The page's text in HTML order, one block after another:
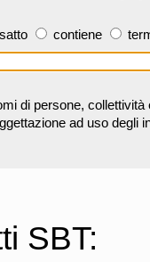
contiene
di persone,
ad uso degli
SBT: